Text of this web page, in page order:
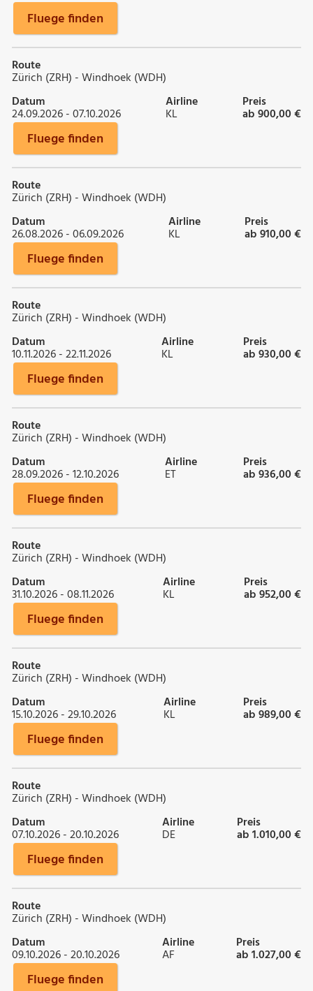
Fluege finden
Route
Zürich (ZRH) - Windhoek (WDH)
Datum
24.09.2026 - 07.10.2026
Airline
KL
Preis
ab 900,00 €
Fluege finden
Route
Zürich (ZRH) - Windhoek (WDH)
Datum
26.08.2026 - 06.09.2026
Airline
KL
Preis
ab 910,00 €
Fluege finden
Route
Zürich (ZRH) - Windhoek (WDH)
Datum
10.11.2026 - 22.11.2026
Airline
KL
Preis
ab 930,00 €
Fluege finden
Route
Zürich (ZRH) - Windhoek (WDH)
Datum
28.09.2026 - 12.10.2026
Airline
ET
Preis
ab 936,00 €
Fluege finden
Route
Zürich (ZRH) - Windhoek (WDH)
Datum
31.10.2026 - 08.11.2026
Airline
KL
Preis
ab 952,00 €
Fluege finden
Route
Zürich (ZRH) - Windhoek (WDH)
Datum
15.10.2026 - 29.10.2026
Airline
KL
Preis
ab 989,00 €
Fluege finden
Route
Zürich (ZRH) - Windhoek (WDH)
Datum
07.10.2026 - 20.10.2026
Airline
DE
Preis
ab 1.010,00 €
Fluege finden
Route
Zürich (ZRH) - Windhoek (WDH)
Datum
09.10.2026 - 20.10.2026
Airline
AF
Preis
ab 1.027,00 €
Fluege finden